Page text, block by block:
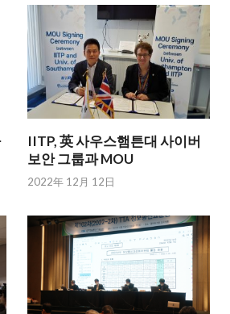
IITP, 英 사우스햄튼대 사이버
보안 그룹과 MOU
2022年 12月 12日